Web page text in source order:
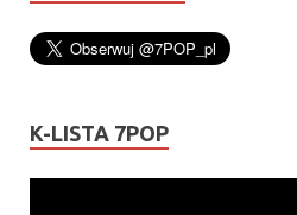
K-LISTA 7POP